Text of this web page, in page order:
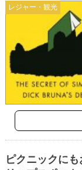
レジャー・観光
ピクニックに